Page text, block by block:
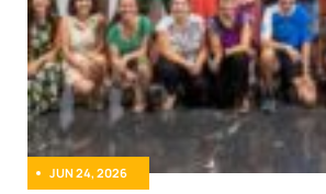
JUN 24, 2026